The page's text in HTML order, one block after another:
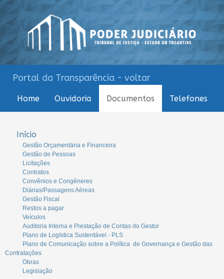
Portal da Transparência - voltar
Home Ouvidoria Documentos Telefones
Início
Gestão Orçamentária e Financeira
Gestão de Pessoas
Licitações
Contratos
Convênios e Congêneres
Diárias/Passagens Aéreas
Gestão Fiscal
Restos a pagar
Veículos
Auditoria Interna e Prestação de Contas do Gestor
Plano de Logística Sustentável - PLS
Plano de Comunicação sobre a Política de Governança e Gestão das
Contratações
Obras
Legislação